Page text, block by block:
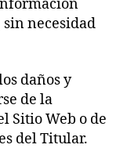
sin necesidad
daños y
de la
Sitio Web o de
del Titular.